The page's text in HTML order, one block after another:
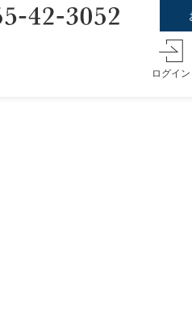
ログイン